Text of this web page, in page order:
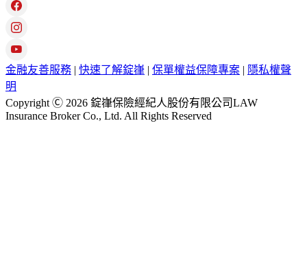
金融友善服務 | 快速了解錠嵂 | 保單權益保障專案 | 隱私權聲
明
Copyright Ⓒ 2026 錠嵂保險經紀人股份有限公司LAW
Insurance Broker Co., Ltd. All Rights Reserved